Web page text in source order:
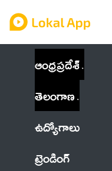
ఆంధ్రప్రదేశ్
తెలంగాణ
ఉద్యోగాలు
ట్రెండింగ్